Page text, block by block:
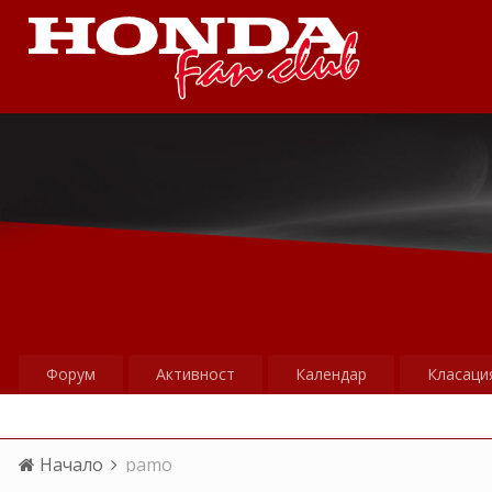
Форум Активност Календар
Начало pamo